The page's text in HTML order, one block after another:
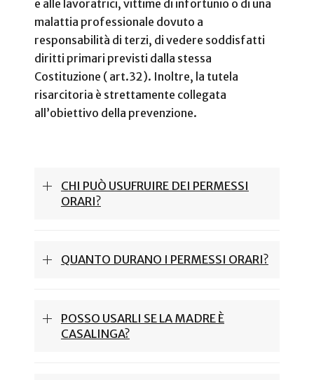
e alle lavoratrici, vittime di infortunio o di una
malattia professionale dovuto a
responsabilità di terzi, di vedere soddisfatti
diritti primari previsti dalla stessa
Costituzione ( art.32). Inoltre, la tutela
risarcitoria è strettamente collegata
all’obiettivo della prevenzione.
CHI PUÒ USUFRUIRE DEI PERMESSI
ORARI?
QUANTO DURANO I PERMESSI ORARI?
POSSO USARLI SE LA MADRE È
CASALINGA?